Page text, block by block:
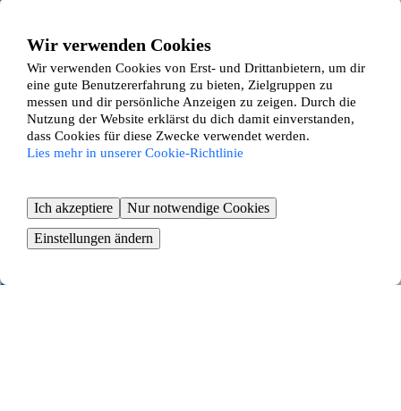
Wir verwenden Cookies
Wir verwenden Cookies von Erst- und Drittanbietern, um dir
eine gute Benutzererfahrung zu bieten, Zielgruppen zu
messen und dir persönliche Anzeigen zu zeigen. Durch die
Nutzung der Website erklärst du dich damit einverstanden,
dass Cookies für diese Zwecke verwendet werden.
Lies mehr in unserer Cookie-Richtlinie
Ich akzeptiere
Nur notwendige Cookies
Einstellungen ändern
Bundesstraße 72
Pinneberg
Zimmer ∙90m²
1200€ / Monat
Saarlandhof 38
Zimmer ∙40m²
€ / Monat
Papenmoorweg 29
Hamburg